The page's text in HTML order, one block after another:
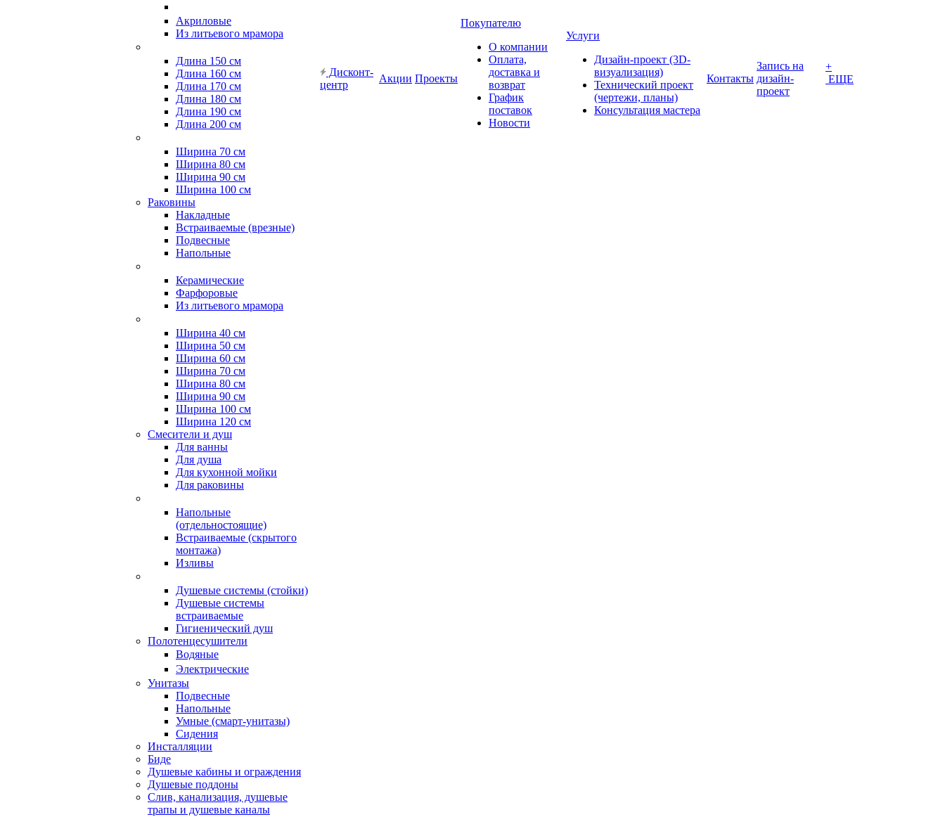
Акриловые
Из литьевого мрамора
Длина 150 см
Длина 160 см
Длина 170 см
Длина 180 см
Длина 190 см
Длина 200 см
Ширина 70 см
Ширина 80 см
Ширина 90 см
Ширина 100 см
Раковины
Накладные
Встраиваемые (врезные)
Подвесные
Напольные
Керамические
Фарфоровые
Из литьевого мрамора
Ширина 40 см
Ширина 50 см
Ширина 60 см
Ширина 70 см
Ширина 80 см
Ширина 90 см
Ширина 100 см
Ширина 120 см
Смесители и душ
Для ванны
Для душа
Для кухонной мойки
Для раковины
Напольные
(отдельностоящие)
Встраиваемые (скрытого
монтажа)
Изливы
Душевые системы (стойки)
Душевые системы
встраиваемые
Гигиенический душ
Полотенцесушители
ㅤВодяные
ㅤЭлектрические
Унитазы
Подвесные
Напольные
Умные (смарт-унитазы)
Сидения
Инсталляции
Биде
Душевые кабины и ограждения
Душевые поддоны
Слив, канализация, душевые
трапы и душевые каналы
Дисконт-
центр
Акции Проекты
Покупателю
О компании
Оплата,
доставка и
возврат
График
поставок
Новости
Услуги
Дизайн-проект (3D-
визуализация)
Технический проект
(чертежи, планы)
Консультация мастера
Контакты
Запись на
дизайн-
проект
+
ЕЩЕ